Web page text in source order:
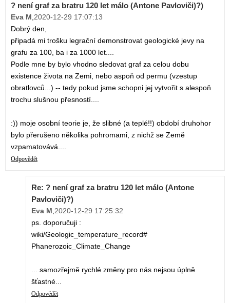
? není graf za bratru 120 let málo (Antone Pavloviči)?)
Eva M 2020-12-29 17:07:13
Dobrý den,
připadá mi trošku legrační demonstrovat geologické jevy na
grafu za 100, ba i za 1000 let....
Podle mne by bylo vhodno sledovat graf za celou dobu
existence života na Zemi, nebo aspoň od permu (vzestup
obratlovců...) -- tedy pokud jsme schopni jej vytvořit s alespoň
trochu slušnou přesností....
:)) moje osobní teorie je, že slibné (a teplé!!) období druhohor
bylo přerušeno několika pohromami, z nichž se Země
vzpamatovává....
Odpovědět
Re: ? není graf za bratru 120 let málo (Antone
Pavloviči)?)
Eva M 2020-12-29 17:25:32
ps. doporučuji :
wiki/Geologic_temperature_record#
Phanerozoic_Climate_Change
... samozřejmě rychlé změny pro nás nejsou úplně
šťastné...
Odpovědět